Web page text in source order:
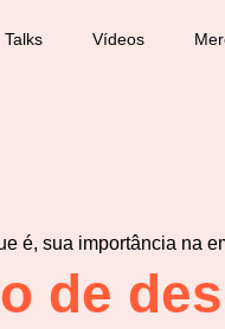
Vídeos
de